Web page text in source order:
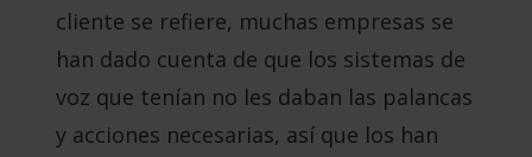
cliente se refiere, muchas empresas se
han dado cuenta de que los sistemas de
voz que tenían no les daban las palancas
y acciones necesarias, así que los han